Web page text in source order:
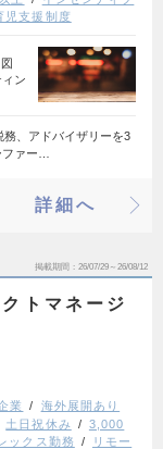
児支援制度
ン
、アドバイザリーを3
ァー…
詳細へ
掲載期間 26/07/29～26/08/12
トマネージ
業
海外展開あり
土日祝休み
3,000
ックス勤務
リモー